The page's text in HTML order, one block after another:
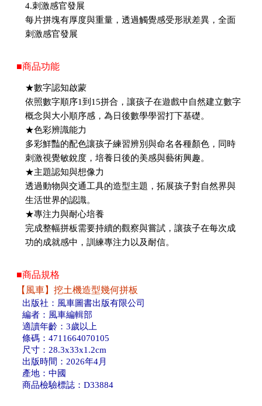
4.刺激感官發展
每片拼塊有厚度與重量，透過觸覺感受形狀差異，全面
刺激感官發展
■商品功能
★數字認知啟蒙
依照數字順序1到15拼合，讓孩子在遊戲中自然建立數字
概念與大小順序感，為日後數學學習打下基礎。
★色彩辨識能力
多彩鮮豔的配色讓孩子練習辨別與命名各種顏色，同時
刺激視覺敏銳度，培養日後的美感與藝術興趣。
★主題認知與想像力
透過動物與交通工具的造型主題，拓展孩子對自然界與
生活世界的認識。
★專注力與耐心培養
完成整幅拼板需要持續的觀察與嘗試，讓孩子在每次成
功的成就感中，訓練專注力以及耐信。
■商品規格
【風車】挖土機造型幾何拼板
出版社：風車圖書出版有限公司
編者：風車編輯部
適讀年齡：3歲以上
條碼：4711664070105
尺寸：28.3x33x1.2cm
出版時間：2026年4月
產地：中國
商品檢驗標誌：D33884